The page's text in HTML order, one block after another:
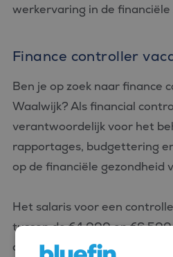
werkervaring in de financiële
Finance controller
Ben je op zoek naar finance
Waalwijk? Als financial
verantwoordelijk voor het
rapportages, budgettering
op de financiële gezondheid
Het salaris voor een
tussen de €4.000 en
afhankelijk van je ervaring